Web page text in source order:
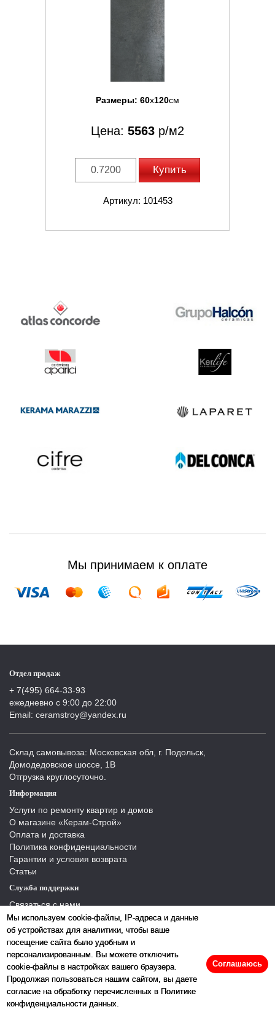
Мы используем cookie-файлы, IP-адреса и данные
об устройствах для аналитики, чтобы ваше
посещение сайта было удобным и
персонализированным. Вы можете отключить
cookie-файлы в настройках вашего браузера.
Продолжая пользоваться нашим сайтом, вы даете
согласие на обработку перечисленных в Политике
конфиденциальности данных.
Соглашаюсь
Размеры: 60x120см
Цена: 5563 р/м2
Купить
Артикул: 101453
Мы принимаем к оплате
Отдел продаж
+ 7(495) 664-33-93
ежедневно с 9:00 до 22:00
Email: ceramstroy@yandex.ru
Склад самовывоза: Московская обл, г. Подольск,
Домодедовское шоссе, 1В
Отгрузка круглосуточно.
Информация
Услуги по ремонту квартир и домов
О магазине «Керам-Строй»
Оплата и доставка
Политика конфиденциальности
Гарантии и условия возврата
Статьи
Служба поддержки
Связаться с нами
Отзывы
Производители
Карта сайта
2026 © «Керамстрой»